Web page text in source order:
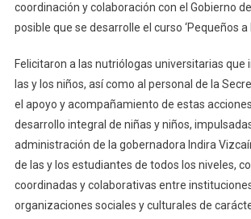
coordinación y colaboración con el Gobierno
posible que se desarrolle el curso ‘Pequeños a
Felicitaron a las nutriólogas universitarias que
las y los niños, así como al personal de la
el apoyo y acompañamiento de estas
desarrollo integral de niñas y niños,
administración de la gobernadora Indira
de las y los estudiantes de todos los niveles,
coordinadas y colaborativas entre
organizaciones sociales y culturales de